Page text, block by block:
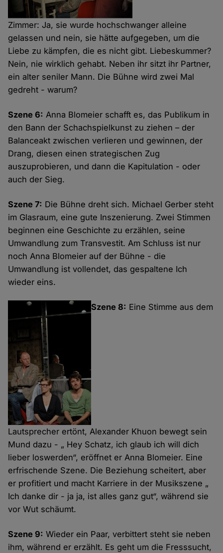
Zimmer: Ja, sie wurde hochschwanger alleine
gelassen und nein, sie hätte aufgegeben, um die
Liebe zu kämpfen, die es nicht gibt. Liebeskummer?
Nein, nie wirklich gehabt. Neben ihr sitzt ihr Partner,
ein alter seniler Mann. Die Bühne wird zwei Mal
gedreht - warum?
Szene 6: Anna Blomeier schafft es, das Publikum in
den Bann der Schachspielkunst zu ziehen – der
Balanceakt zwischen verlieren und gewinnen, der
Drang, diesen einen strategischen Zug
auszuprobieren, und dann die Kapitulation - oder
auch der Sieg.
Szene 7: Die Bühne dreht sich. Michael Gerber steht
im Glasraum, eine gute Inszenierung. Zwei Stimmen
beginnen eine Geschichte zu erzählen, seine
Umwandlung zum Transvestit. Am Schluss ist nur
noch Anna Blomeier auf der Bühne - die
Umwandlung ist vollendet, das gespaltene Ich
wieder eins.
Szene 8: Eine Stimme aus dem
Lautsprecher ertönt, Alexander Khuon bewegt sein
Mund dazu - „ Hey Schatz, ich glaub ich will dich
lieber loswerden“, eröffnet er Anna Blomeier. Eine
erfrischende Szene. Die Beziehung scheitert, aber
er profitiert und macht Karriere in der Musikszene „
Ich danke dir - ja ja, ist alles ganz gut“, während sie
vor Wut schäumt.
Szene 9: Wieder ein Paar, verbittert steht sie neben
ihm, während er erzählt. Es geht um die Fresssucht,